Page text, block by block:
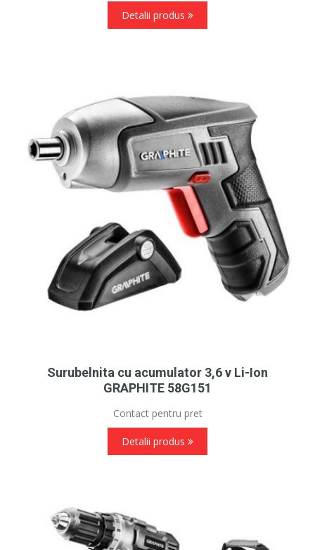
Detalii produs
Surubelnita cu acumulator 3,6 v Li-Ion
GRAPHITE 58G151
Contact pentru pret
Detalii produs